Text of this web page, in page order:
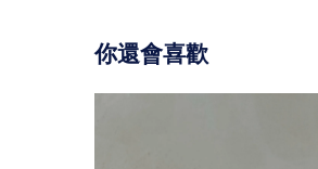
你還會喜歡